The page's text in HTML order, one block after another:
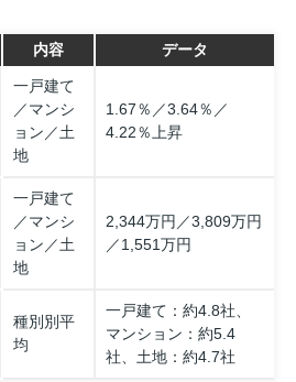
内容 データ
一戸建て
／マンシ
ョン／土
地
1.67％／3.64％／
4.22％上昇
一戸建て
／マンシ
ョン／土
地
2,344万円／3,809万円
／1,551万円
種別別平
均
一戸建て：約4.8社、
マンション：約5.4
社、土地：約4.7社